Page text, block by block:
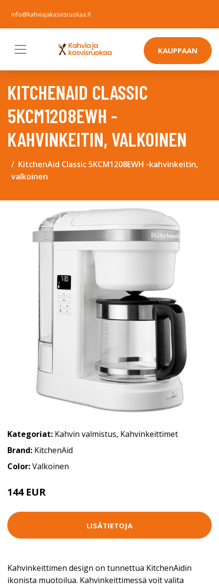
info@kahviajakasvisruokaa.fi
KAUPPAAN
KITCHENAID CLASSIC
5KCM1208EWH -
KAHVINKEITIN, VALKOINEN
KitchenAid Classic 5KCM1208EWH -kahvinkeitin,
valkoinen
Kategoriat: Kahvin valmistus, Kahvinkeittimet
Brand: KitchenAid
Color:Valkoinen
144 EUR
LISÄTIETOJA
Kahvinkeittimen design on tunnettua KitchenAidin
ikonista muotoilua. Kahvinkeittimessä voit valita